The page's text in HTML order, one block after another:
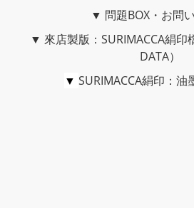
▼ 問題BOX・お問
▼ 來店製版：SURIMACCA絹
DATA）
▼ SURIMACCA絹印：油